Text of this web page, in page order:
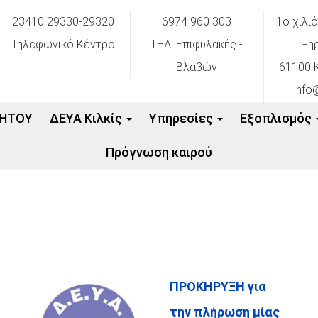
23410 29330-29320
Τηλεφωνικό Κέντρο
6974 960 303
ΤΗΛ. Επιφυλακής -
Βλαβών
1ο
61100
ΔΕΥΑ Κιλκίς Υπηρεσίες Εξοπλισμός
Πρόγνωση καιρού
ΠΡΟΚΗΡΥΞΗ για
την πλήρωση μίας